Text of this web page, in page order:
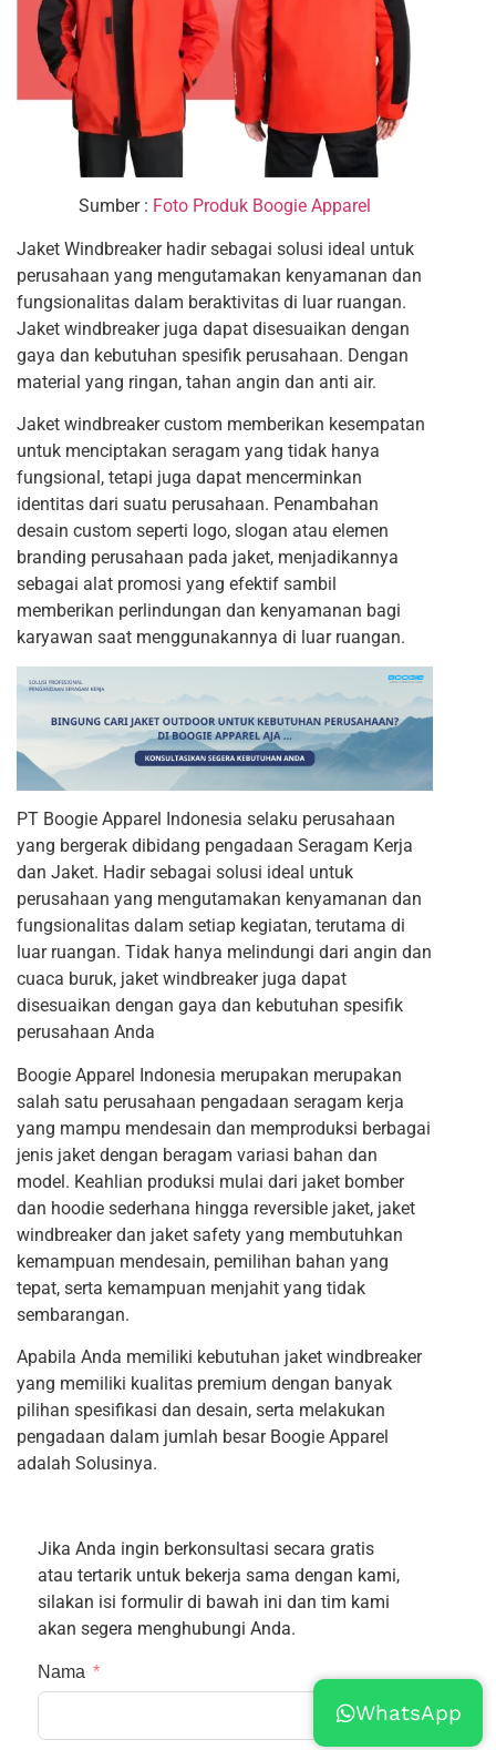
Sumber : Foto Produk Boogie Apparel
Jaket Windbreaker hadir sebagai solusi ideal untuk
perusahaan yang mengutamakan kenyamanan dan
fungsionalitas dalam beraktivitas di luar ruangan.
Jaket windbreaker juga dapat disesuaikan dengan
gaya dan kebutuhan spesifik perusahaan. Dengan
material yang ringan, tahan angin dan anti air.
Jaket windbreaker custom memberikan kesempatan
untuk menciptakan seragam yang tidak hanya
fungsional, tetapi juga dapat mencerminkan
identitas dari suatu perusahaan. Penambahan
desain custom seperti logo, slogan atau elemen
branding perusahaan pada jaket, menjadikannya
sebagai alat promosi yang efektif sambil
memberikan perlindungan dan kenyamanan bagi
karyawan saat menggunakannya di luar ruangan.
PT Boogie Apparel Indonesia selaku perusahaan
yang bergerak dibidang pengadaan Seragam Kerja
dan Jaket. Hadir sebagai solusi ideal untuk
perusahaan yang mengutamakan kenyamanan dan
fungsionalitas dalam setiap kegiatan, terutama di
luar ruangan. Tidak hanya melindungi dari angin dan
cuaca buruk, jaket windbreaker juga dapat
disesuaikan dengan gaya dan kebutuhan spesifik
perusahaan Anda
Boogie Apparel Indonesia merupakan merupakan
salah satu perusahaan pengadaan seragam kerja
yang mampu mendesain dan memproduksi berbagai
jenis jaket dengan beragam variasi bahan dan
model. Keahlian produksi mulai dari jaket bomber
dan hoodie sederhana hingga reversible jaket, jaket
windbreaker dan jaket safety yang membutuhkan
kemampuan mendesain, pemilihan bahan yang
tepat, serta kemampuan menjahit yang tidak
sembarangan.
Apabila Anda memiliki kebutuhan jaket windbreaker
yang memiliki kualitas premium dengan banyak
pilihan spesifikasi dan desain, serta melakukan
pengadaan dalam jumlah besar Boogie Apparel
adalah Solusinya.
Jika Anda ingin berkonsultasi secara gratis
atau tertarik untuk bekerja sama dengan kami,
silakan isi formulir di bawah ini dan tim kami
akan segera menghubungi Anda.
Nama
WhatsApp